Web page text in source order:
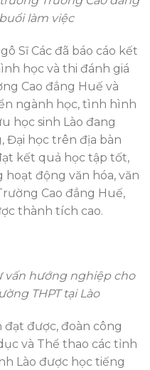
làm việc
Sĩ Các đã báo cáo kết
học và thi đánh giá
Cao đẳng Huế và
ngành học, tình hình
học sinh Lào đang
Đại học trên địa bàn
kết quả học tập tốt,
động văn hóa, văn
Cao đẳng Huế,
thành tích cao.
vấn hướng nghiệp cho
THPT tại Lào
được, đoàn công
và Thể thao các tỉnh
Lào được học tiếng